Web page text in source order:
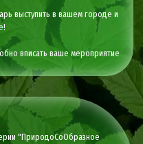
выступить в вашем городе и
!
вписать ваше мероприятие
"ПриродоСоОбразное